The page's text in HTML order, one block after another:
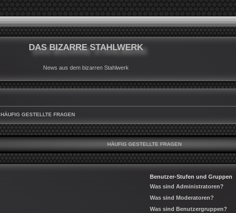
DAS BIZARRE STAHLWERK
News aus dem bizarren Stahlwerk
HÄUFIG GESTELLTE FRAGEN
HÄUFIG GESTELLTE FRAGEN
Benutzer-Stufen und Gruppen
Was sind Administratoren?
Was sind Moderatoren?
Was sind Benutzergruppen?